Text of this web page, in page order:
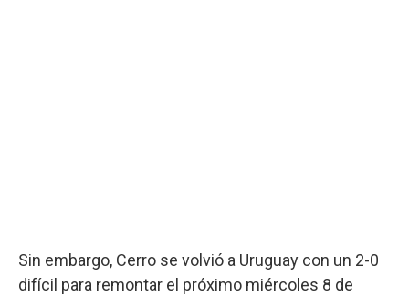
Sin embargo, Cerro se volvió a Uruguay con un 2-0
difícil para remontar el próximo miércoles 8 de